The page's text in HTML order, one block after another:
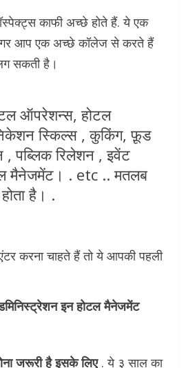
काफी अच्छे होते हैं. ये एक
आप एक अच्छे कॉलेज से करते हैं
सकती है।
ऑपरेशन्स, होटल
स्किल्स , कुकिंग, फ़ूड
, पब्लिक रिलेशन , इवेंट
मैनेजमेंट। . etc .. मतलब
है। .
करना चाहते हैं तो ये आपकी पहली
इन होटल मैनेजमेंट
जरूरी है इसके लिए. ये ३ साल का